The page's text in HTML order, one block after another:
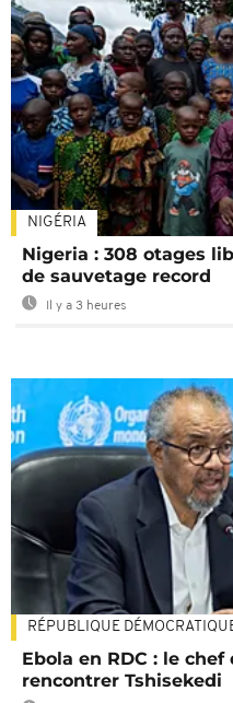
NIGÉRIA
Nigeria : 308 otages
de sauvetage record
Il y a 3 heures
RÉPUBLIQUE
Ebola en RDC : le
rencontrer Tshisekedi